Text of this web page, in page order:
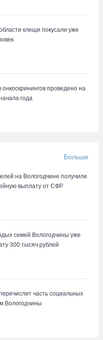
в выходные на
готовятся к молодежному
Анастасия
но остался без золота
клещи покусали уже
проведено на
года
Больше
на Вологодчине получили
выплату от СФР
семей Вологодчины уже
300 тысяч рублей
часть социальных
Вологодчины